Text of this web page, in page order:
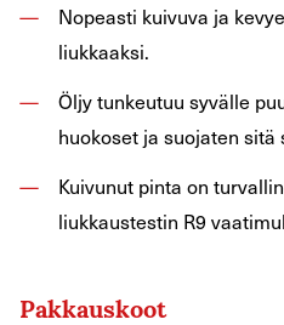
Nopeasti kuivuva ja
liukkaaksi.
Öljy tunkeutuu syvälle
huokoset ja suojaten sitä
Kuivunut pinta on
liukkaustestin R9
Pakkauskoot